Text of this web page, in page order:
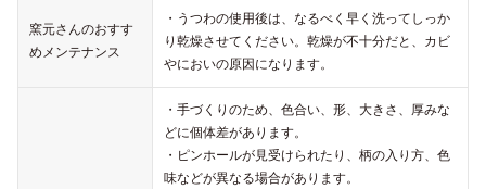
窯元さんのおすす
めメンテナンス
・うつわの使用後は、なるべく早く洗ってしっか
り乾燥させてください。乾燥が不十分だと、カビ
やにおいの原因になります。
・手づくりのため、色合い、形、大きさ、厚みな
どに個体差があります。
・ピンホールが見受けられたり、柄の入り方、色
味などが異なる場合があります。